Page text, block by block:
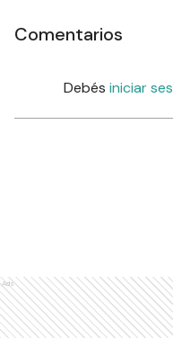
Comentarios
Debés iniciar
Ads